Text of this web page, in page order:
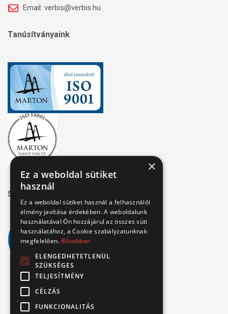
Email: verbis@verbis.hu
Tanúsítványaink
Széchenyi 2020
×
Ez a weboldal sütiket
használ
Ez a weboldal sütiket használ a felhasználói
élmény javítása érdekében. A weboldalunk
használatával Ön hozzájárul az összes süti
használatához, a Cookie szabályzatunknak
megfelelően. Bővebben
ELENGEDHETETLENÜL
SZÜKSÉGES
TELJESÍTMÉNY
CÉLZÁS
FUNKCIONALITÁS